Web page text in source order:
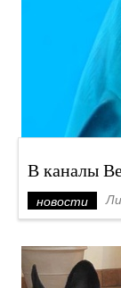
В каналы
новости